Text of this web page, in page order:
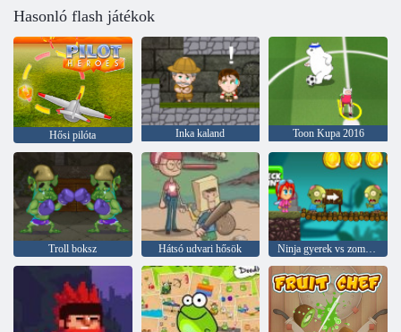
Hasonló flash játékok
Hősi pilóta Inka kaland Toon Kupa 2016
Troll boksz Hátsó udvari hősök Ninja gyerek vs zombik